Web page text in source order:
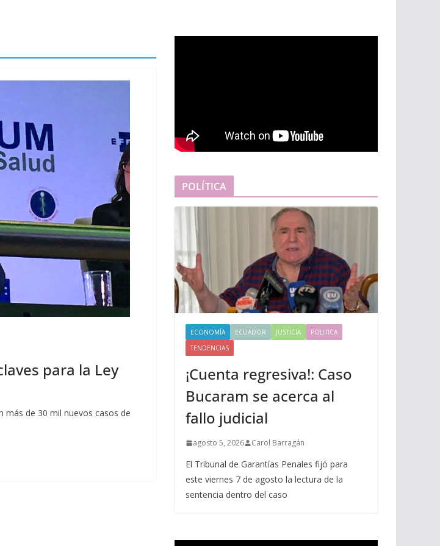
para la Ley
más de 30 mil nuevos casos de
POLÍTICA
ECONOMÍA ECUADOR JUSTICIA
POLITICA
TENDENCIAS
¡Cuenta regresiva!: Caso
Bucaram se acerca al
fallo judicial
agosto 5, 2026 Carol Barragán
El Tribunal de Garantías Penales fijó para
este viernes 7 de agosto la lectura de la
sentencia dentro del caso